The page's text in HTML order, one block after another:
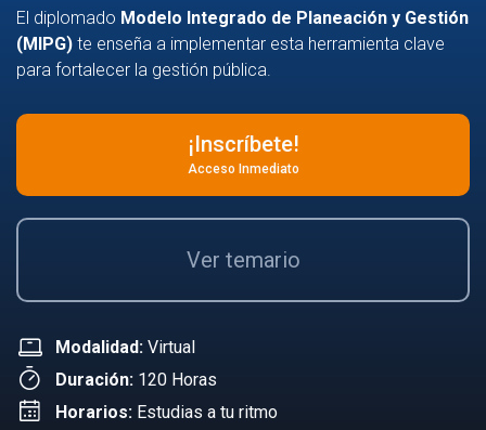
El diplomado Modelo Integrado de Planeación y Gestión
(MIPG) te enseña a implementar esta herramienta clave
para fortalecer la gestión pública.
¡Inscríbete!
Acceso Inmediato
Ver temario
Modalidad: Virtual
Duración: 120 Horas
Horarios: Estudias a tu ritmo